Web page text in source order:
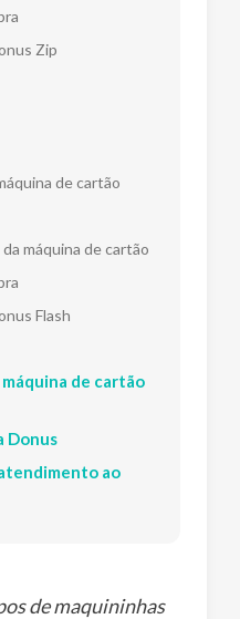
Zip
de cartão
máquina de cartão
Flash
de cartão
Donus
ao
de maquininhas